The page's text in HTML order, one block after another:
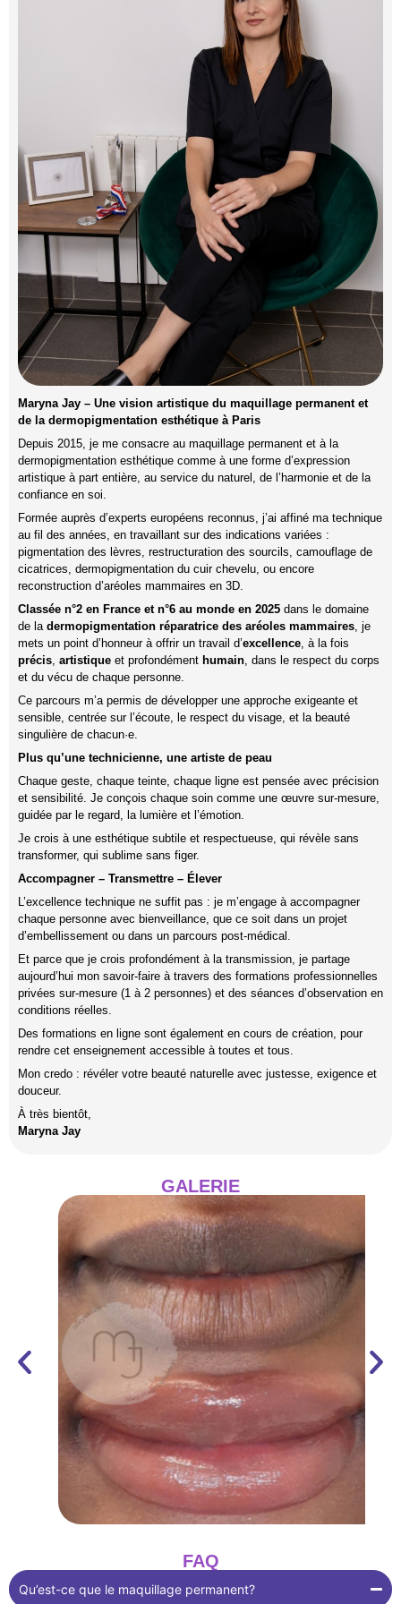
Maryna Jay – Une vision artistique du maquillage permanent et
de la dermopigmentation esthétique à Paris
Depuis 2015, je me consacre au maquillage permanent et à la
dermopigmentation esthétique comme à une forme d’expression
artistique à part entière, au service du naturel, de l’harmonie et de la
confiance en soi.
Formée auprès d’experts européens reconnus, j’ai affiné ma technique
au fil des années, en travaillant sur des indications variées :
pigmentation des lèvres, restructuration des sourcils, camouflage de
cicatrices, dermopigmentation du cuir chevelu, ou encore
reconstruction d’aréoles mammaires en 3D.
Classée n°2 en France et n°6 au monde en 2025 dans le domaine
de la dermopigmentation réparatrice des aréoles mammaires, je
mets un point d’honneur à offrir un travail d’excellence, à la fois
précis, artistique et profondément humain, dans le respect du corps
et du vécu de chaque personne.
Ce parcours m’a permis de développer une approche exigeante et
sensible, centrée sur l’écoute, le respect du visage, et la beauté
singulière de chacun·e.
Plus qu’une technicienne, une artiste de peau
Chaque geste, chaque teinte, chaque ligne est pensée avec précision
et sensibilité. Je conçois chaque soin comme une œuvre sur-mesure,
guidée par le regard, la lumière et l’émotion.
Je crois à une esthétique subtile et respectueuse, qui révèle sans
transformer, qui sublime sans figer.
Accompagner – Transmettre – Élever
L’excellence technique ne suffit pas : je m’engage à accompagner
chaque personne avec bienveillance, que ce soit dans un projet
d’embellissement ou dans un parcours post-médical.
Et parce que je crois profondément à la transmission, je partage
aujourd’hui mon savoir-faire à travers des formations professionnelles
privées sur-mesure (1 à 2 personnes) et des séances d’observation en
conditions réelles.
Des formations en ligne sont également en cours de création, pour
rendre cet enseignement accessible à toutes et tous.
Mon credo : révéler votre beauté naturelle avec justesse, exigence et
douceur.
À très bientôt,
Maryna Jay
GALERIE
FAQ
Qu’est-ce que le maquillage permanent?